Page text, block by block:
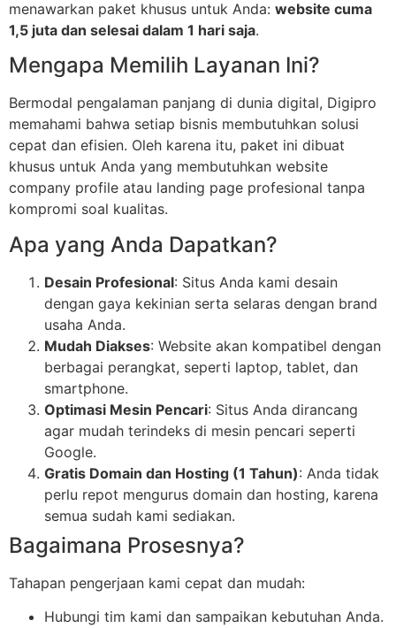
menawarkan paket khusus untuk Anda: website cuma
1,5 juta dan selesai dalam 1 hari saja.
Mengapa Memilih Layanan Ini?
Bermodal pengalaman panjang di dunia digital, Digipro
memahami bahwa setiap bisnis membutuhkan solusi
cepat dan efisien. Oleh karena itu, paket ini dibuat
khusus untuk Anda yang membutuhkan website
company profile atau landing page profesional tanpa
kompromi soal kualitas.
Apa yang Anda Dapatkan?
Desain Profesional: Situs Anda kami desain
dengan gaya kekinian serta selaras dengan brand
usaha Anda.
Mudah Diakses: Website akan kompatibel dengan
berbagai perangkat, seperti laptop, tablet, dan
smartphone.
Optimasi Mesin Pencari: Situs Anda dirancang
agar mudah terindeks di mesin pencari seperti
Google.
Gratis Domain dan Hosting (1 Tahun): Anda tidak
perlu repot mengurus domain dan hosting, karena
semua sudah kami sediakan.
Bagaimana Prosesnya?
Tahapan pengerjaan kami cepat dan mudah:
Hubungi tim kami dan sampaikan kebutuhan Anda.